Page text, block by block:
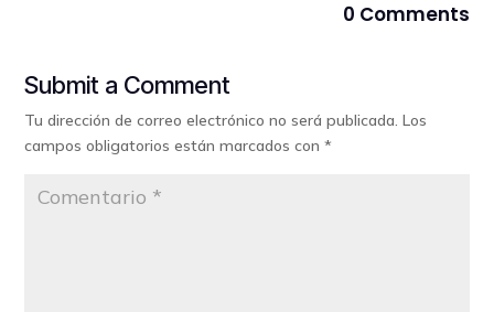
0 Comments
Submit a Comment
Tu dirección de correo electrónico no será publicada. Los
campos obligatorios están marcados con*